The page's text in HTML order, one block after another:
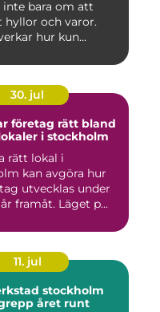
inte bara om att
hyllor och varor.
hur kun...
30. jul
företag rätt bland
i stockholm
rätt lokal i
kan avgöra hur
utvecklas under
framåt. Läget p...
11. jul
stockholm
året runt